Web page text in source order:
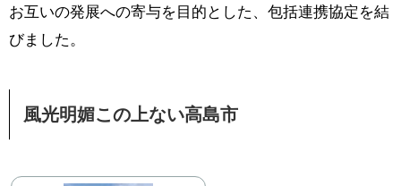
お互いの発展への寄与を目的とした、包括連携協定を結
びました。
風光明媚この上ない高島市